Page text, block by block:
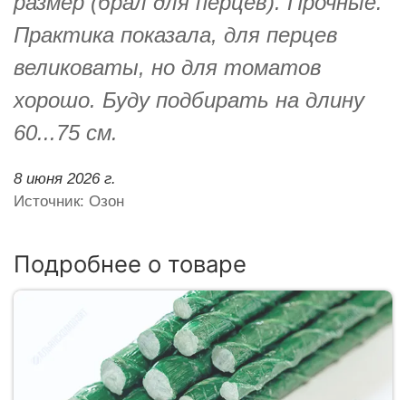
Практика показала, для перцев
великоваты, но для томатов
хорошо. Буду подбирать на длину
60...75 см.
8 июня 2026 г.
Источник: Озон
Подробнее о товаре